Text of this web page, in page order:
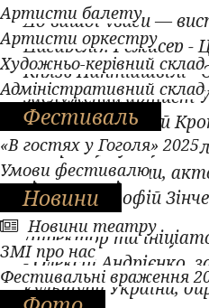
Артисти балету
Артисти оркестру
Художньо-керівний склад
Адміністративний склад
Фестиваль
«В гостях у Гоголя» 2025
Умови фестивалю
Новини
Новини театру
ЗМІ про нас
Фестивальні враження
До вашої уваги —
Цагарелі). Режисер -
Князь Пантіашвілі -
заслужений артист
Тімоте - Віталій
Котрянц, купець -
артист України,
купця - Тимофій
Директор та
- Олексій Андрієнко,
культури України,